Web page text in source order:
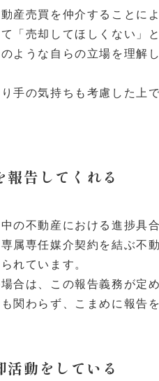
産売買を仲介することに
「売却してほしくない」
ような自らの立場を理解
手の気持ちも考慮した上
報告してくれる
の不動産における進捗具
属専任媒介契約を結ぶ不
れています。
合は、この報告義務が定
関わらず、こまめに報告
動をしている